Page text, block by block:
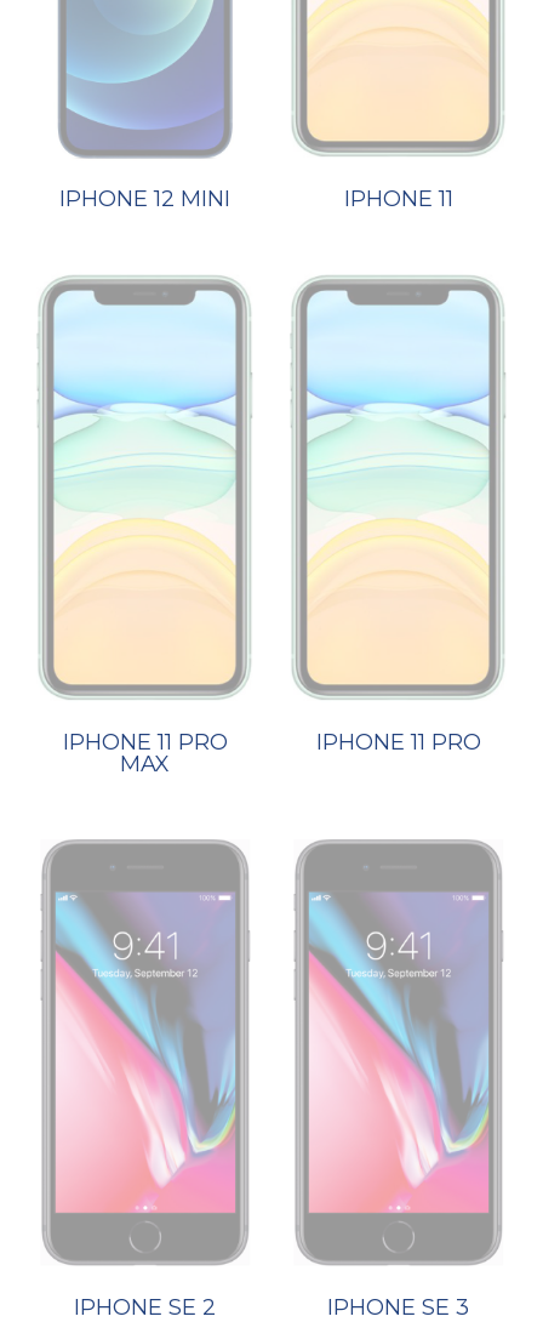
IPHONE 12 MINI IPHONE 11
IPHONE 11 PRO
MAX
IPHONE 11 PRO
IPHONE SE 2 IPHONE SE 3